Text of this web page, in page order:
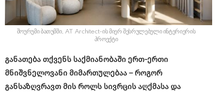
შოურუმი ბათუმში, AT Architect-ის მიერ შესრულებული ინტერიერის
პროექტი
განათება თქვენს საქმიანობაში ერთ-ერთი
მნიშვნელოვანი მიმართულებაა – როგორ
განსაზღვრავთ მის როლს სივრცის აღქმასა და